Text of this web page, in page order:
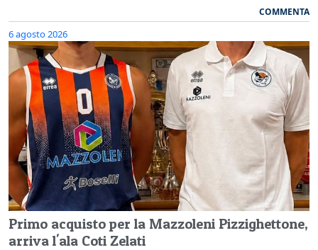
COMMENTA
6 agosto 2026
Primo acquisto per la Mazzoleni Pizzighettone,
arriva l'ala Coti Zelati